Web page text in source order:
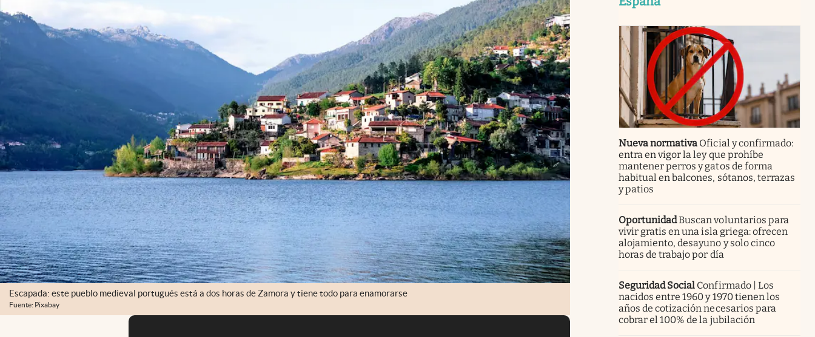
Escapada: este pueblo medieval portugués está a dos horas de Zamora y tiene todo para enamorarse
Fuente: Pixabay
Nueva normativa Oficial y confirmado:
entra en vigor la ley que prohíbe
mantener perros y gatos de forma
habitual en balcones, sótanos, terrazas
y patios
OportunidadBuscan voluntarios para
vivir gratis en una isla griega: ofrecen
alojamiento, desayuno y solo cinco
horas de trabajo por día
Seguridad Social Confirmado | Los
nacidos entre 1960 y 1970 tienen los
años de cotización necesarios para
cobrar el 100% de la jubilación